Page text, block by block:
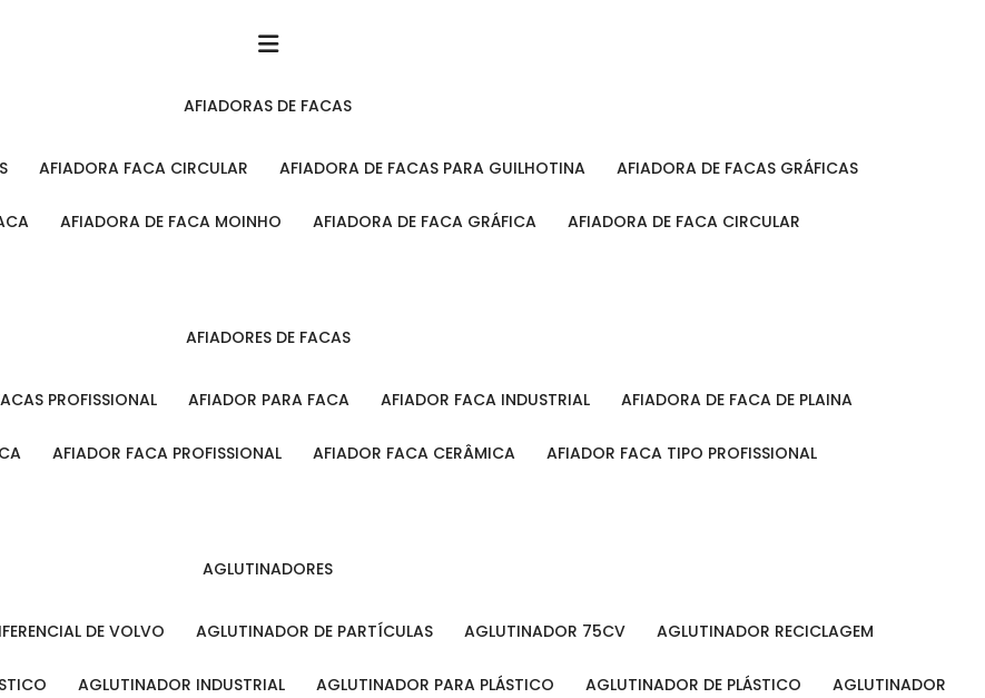
AFIADORAS DE FACAS
AFIADORA FACA CIRCULAR AFIADORA DE FACAS PARA GUILHOTINA AFIADORA DE FACAS GRÁFICAS
AFIADORA DE FACA MOINHO AFIADORA DE FACA GRÁFICA AFIADORA DE FACA CIRCULAR
AFIADORES DE FACAS
PROFISSIONAL AFIADOR PARA FACA AFIADOR FACA INDUSTRIAL AFIADORA DE FACA DE PLAINA
AFIADOR FACA PROFISSIONAL AFIADOR FACA CERÂMICA AFIADOR FACA TIPO PROFISSIONAL
AGLUTINADORES
DE VOLVO AGLUTINADOR DE PARTÍCULAS AGLUTINADOR 75CV AGLUTINADOR RECICLAGEM
AGLUTINADOR INDUSTRIAL AGLUTINADOR PARA PLÁSTICO AGLUTINADOR DE PLÁSTICO AGLUTINADOR